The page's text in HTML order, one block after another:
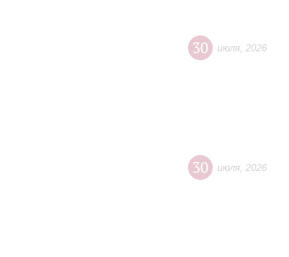
30 июля 2026
30 июля 2026